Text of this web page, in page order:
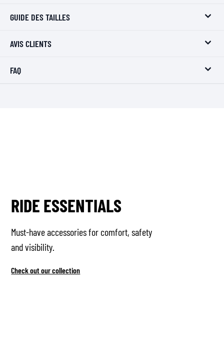
GUIDE DES TAILLES
AVIS CLIENTS
FAQ
RIDE ESSENTIALS
Must-have accessories for comfort, safety
and visibility.
Check out our collection